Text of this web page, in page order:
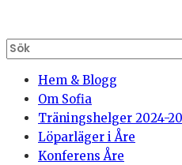
Hem & Blogg
Om Sofia
Träningshelger 2024-
Löparläger i Åre
Konferens Åre